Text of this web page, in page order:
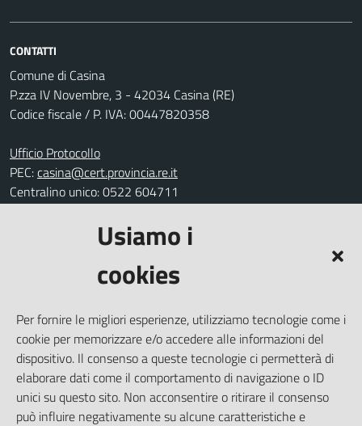
Usiamo i
cookies
Per fornire le migliori esperienze, utilizziamo tecnologie come i
cookie per memorizzare e/o accedere alle informazioni del
dispositivo. Il consenso a queste tecnologie ci permetterà di
elaborare dati come il comportamento di navigazione o ID
unici su questo sito. Non acconsentire o ritirare il consenso
può influire negativamente su alcune caratteristiche e
CONTATTI
Comune di Casina
P.zza IV Novembre, 3 - 42034 Casina (RE)
Codice fiscale / P. IVA: 00447820358
Ufficio Protocollo
PEC:casina@cert.provincia.re.it
Centralino unico: 0522 604711
Segnalazione disservizio
Amministrazione trasparente
Informativa privacy
Note legali
Dichiarazione di accessibilità